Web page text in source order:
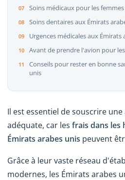
Soins médicaux pour les
Soins dentaires aux Émirats
Urgences médicales aux Émirats
Avant de prendre l'avion pour
Conseils pour rester en bonne
unis
Il est essentiel de souscrire une
adéquate, car les frais dans les
Émirats arabes unis peuvent
Grâce à leur vaste réseau
modernes, les Émirats arabes